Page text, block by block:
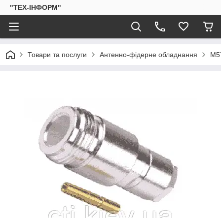
"ТЕХ-ІНФОРМ"
Товари та послуги Антенно-фідерне обладнання